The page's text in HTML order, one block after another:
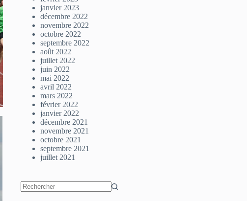
janvier 2023
décembre 2022
novembre 2022
octobre 2022
septembre 2022
août 2022
juillet 2022
juin 2022
mai 2022
avril 2022
mars 2022
février 2022
janvier 2022
décembre 2021
novembre 2021
octobre 2021
septembre 2021
juillet 2021